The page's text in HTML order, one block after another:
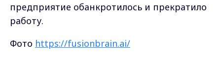
предприятие обанкротилось и прекратило
работу.
Фото https://fusionbrain.ai/